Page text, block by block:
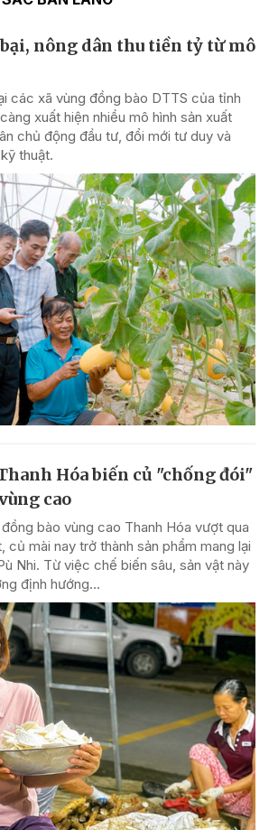
nông dân thu tiền tỷ từ mô
các xã vùng đồng bào DTTS của tỉnh
xuất hiện nhiều mô hình sản xuất
chủ động đầu tư, đổi mới tư duy và
thuật.
Hóa biến củ "chống đói"
cao
bào vùng cao Thanh Hóa vượt qua
củ mài nay trở thành sản phẩm mang lại
Nhi. Từ việc chế biến sâu, sản vật này
định hướng...